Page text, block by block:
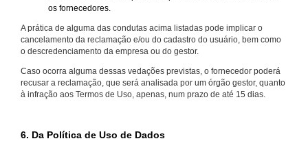
os fornecedores.
A prática de alguma das condutas acima listadas pode implicar o
cancelamento da reclamação e/ou do cadastro do usuário, bem como
o descredenciamento da empresa ou do gestor.
Caso ocorra alguma dessas vedações previstas, o fornecedor poderá
recusar a reclamação, que será analisada por um órgão gestor, quanto
à infração aos Termos de Uso, apenas, num prazo de até 15 dias.
6. Da Política de Uso de Dados